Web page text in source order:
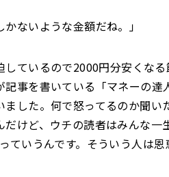
ないような金額だね。」
しているので2000円分安くな
事を書いている「マネーの達
した。何で怒ってるのか聞い
けど、ウチの読者はみんな一
ていうんです。そういう人は